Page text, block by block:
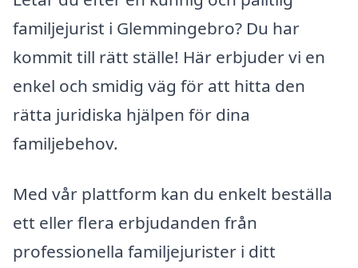
familjejurist i Glemmingebro? Du har
kommit till rätt ställe! Här erbjuder vi en
enkel och smidig väg för att hitta den
rätta juridiska hjälpen för dina
familjebehov.
Med vår plattform kan du enkelt beställa
ett eller flera erbjudanden från
professionella familjejurister i ditt